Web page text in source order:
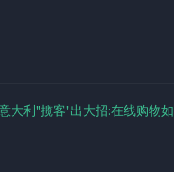
大利"揽客"出大招:在线购物